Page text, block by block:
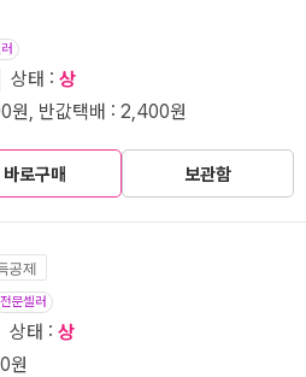
상태 : 상
원, 반값택배 : 2,400원
바로구매 보관함
공제
전문셀러
상태 : 상
원